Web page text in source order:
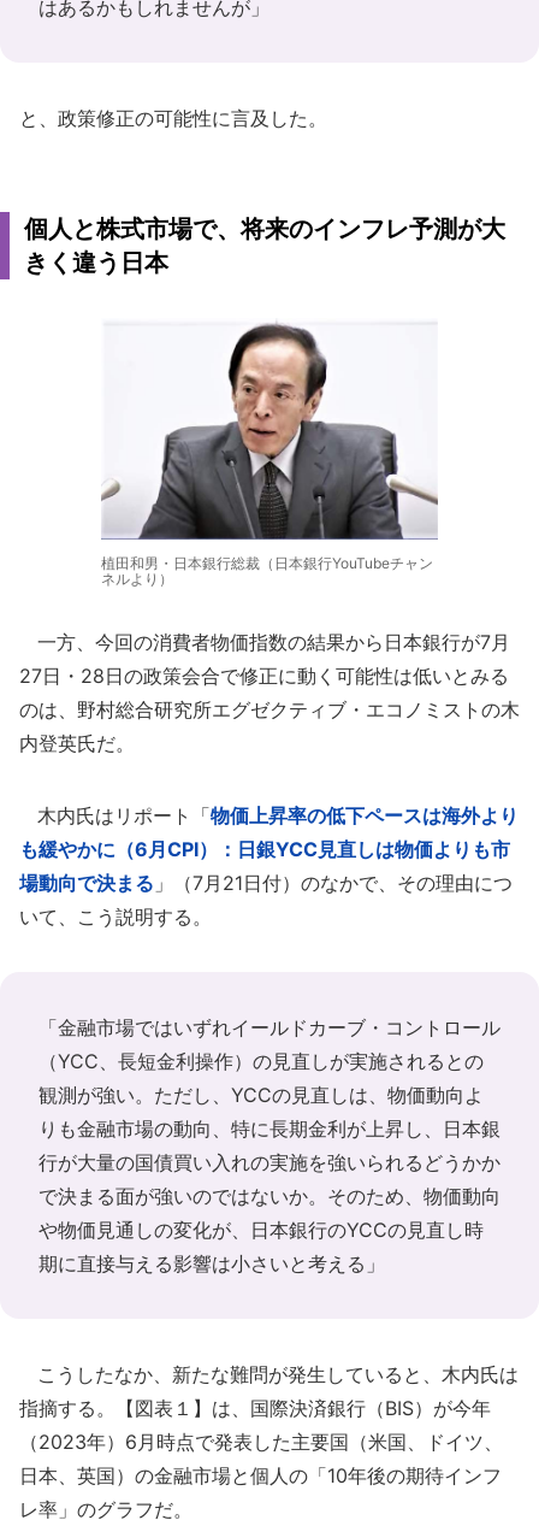
はあるかもしれませんが」
と、政策修正の可能性に言及した。
個人と株式市場で、将来のインフレ予測が大
きく違う日本
植田和男・日本銀行総裁（日本銀行YouTubeチャン
ネルより）
一方、今回の消費者物価指数の結果から日本銀行が7月
27日・28日の政策会合で修正に動く可能性は低いとみる
のは、野村総合研究所エグゼクティブ・エコノミストの木
内登英氏だ。
木内氏はリポート「物価上昇率の低下ペースは海外より
も緩やかに（6月CPI）：日銀YCC見直しは物価よりも市
場動向で決まる 」（7月21日付）のなかで、その理由につ
いて、こう説明する。
「金融市場ではいずれイールドカーブ・コントロール
（YCC、長短金利操作）の見直しが実施されるとの
観測が強い。ただし、YCCの見直しは、物価動向よ
りも金融市場の動向、特に長期金利が上昇し、日本銀
行が大量の国債買い入れの実施を強いられるどうかか
で決まる面が強いのではないか。そのため、物価動向
や物価見通しの変化が、日本銀行のYCCの見直し時
期に直接与える影響は小さいと考える」
こうしたなか、新たな難問が発生していると、木内氏は
指摘する。【図表１】は、国際決済銀行（BIS）が今年
（2023年）6月時点で発表した主要国（米国、ドイツ、
日本、英国）の金融市場と個人の「10年後の期待インフ
レ率」のグラフだ。